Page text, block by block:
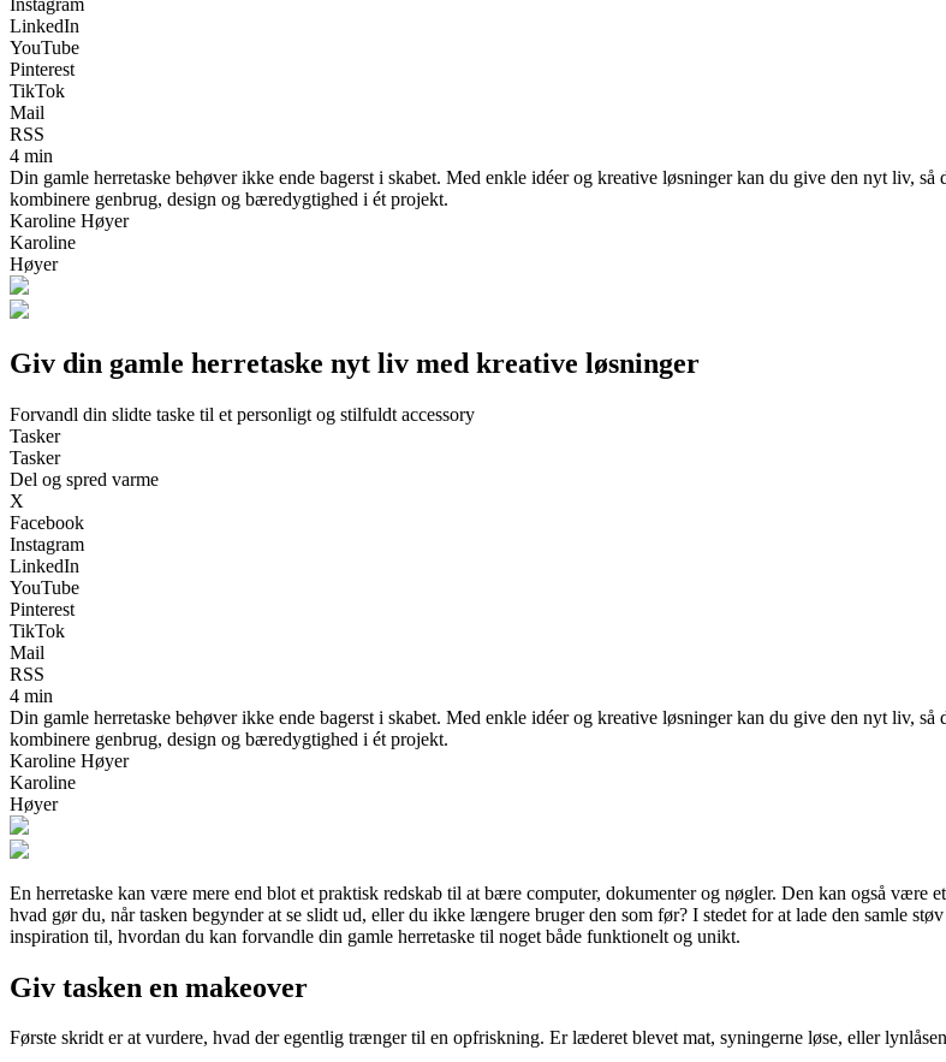
LinkedIn
YouTube
Pinterest
TikTok
Mail
RSS
4 min
Din gamle herretaske behøver ikke ende bagerst i skabet. Med enkle idéer og kreative løsninger kan du give den nyt liv,
kombinere genbrug, design og bæredygtighed i ét projekt.
Karoline Høyer
Karoline
Høyer
Giv din gamle herretaske nyt liv med kreative løsninger
Forvandl din slidte taske til et personligt og stilfuldt accessory
Tasker
Tasker
Del og spred varme
X
Facebook
Instagram
LinkedIn
YouTube
Pinterest
TikTok
Mail
RSS
4 min
Din gamle herretaske behøver ikke ende bagerst i skabet. Med enkle idéer og kreative løsninger kan du give den nyt liv,
kombinere genbrug, design og bæredygtighed i ét projekt.
Karoline Høyer
Karoline
Høyer
En herretaske kan være mere end blot et praktisk redskab til at bære computer, dokumenter og nøgler. Den kan også
hvad gør du, når tasken begynder at se slidt ud, eller du ikke længere bruger den som før? I stedet for at lade den samle
inspiration til, hvordan du kan forvandle din gamle herretaske til noget både funktionelt og unikt.
Giv tasken en makeover
Første skridt er at vurdere, hvad der egentlig trænger til en opfriskning. Er læderet blevet mat, syningerne løse, eller